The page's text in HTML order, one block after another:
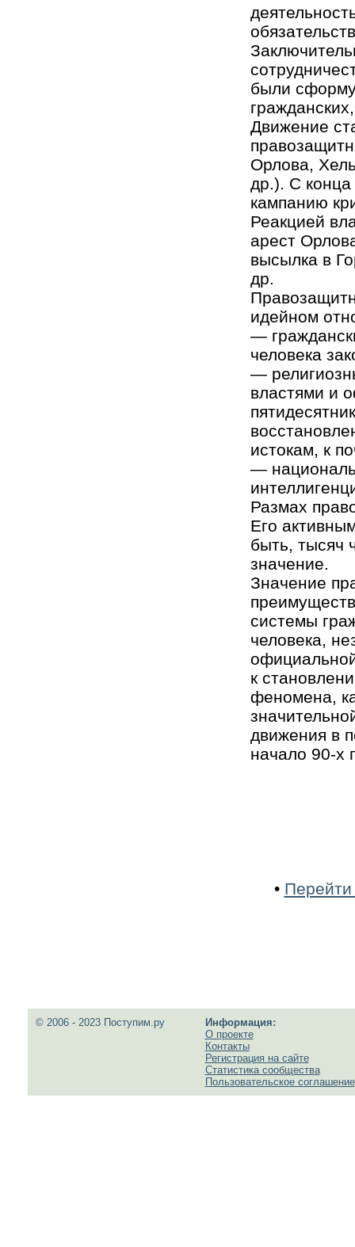
были
Движение
Орлова,
др.). С конца
кампанию
Реакцией
арест
высылка в
др.
идейном
—
человека
—
властями и
истокам, к
—
Размах
Его
быть, тысяч
значение.
Значение
системы
человека,
к
феномена,
движения в
начало 90-х
• Перейти
© 2006 - 2023 Поступим.ру
Информация:
О проекте
Контакты
Регистрация на сайте
Статистика сообщества
Пользовательское соглашение